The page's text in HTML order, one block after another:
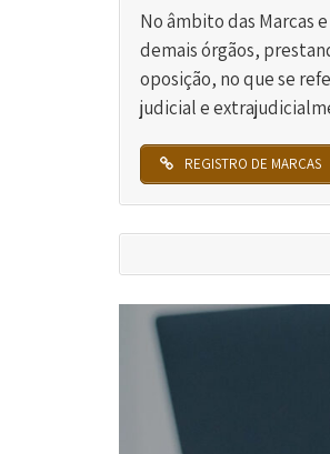
No âmbito das Marcas
demais órgãos,
oposição, no que se
judicial e
REGISTRO DE MARCAS